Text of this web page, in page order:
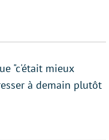
"c'était mieux
à demain plutôt